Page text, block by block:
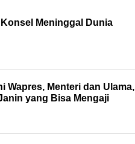
Konsel Meninggal Dunia
Wapres, Menteri dan Ulama,
yang Bisa Mengaji